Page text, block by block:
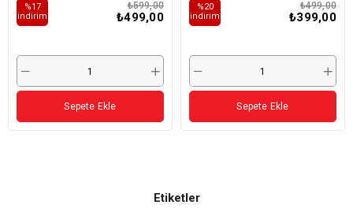
₺499,00
₺599,00
%17
i̇ndirim
Sepete Ekle
₺399,00
₺499,00
%20
i̇ndirim
Sepete Ekle
Etiketler